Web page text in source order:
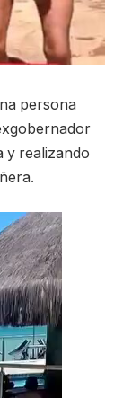
persona
y realizando